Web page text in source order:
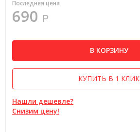
Последняя цена
690 Р
В КОРЗИНУ
Нашли дешевле?
Снизим цену!
КУПИТЬ В 1 КЛИК